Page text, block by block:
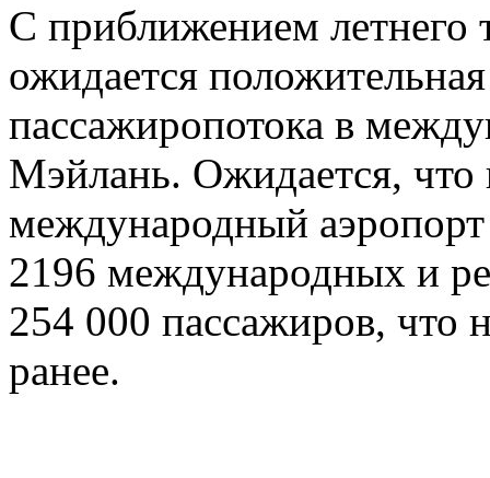
С приближением летнего
ожидается
пассажиропотока в
Мэйлань. Ожидается, что
международный
2196 международных и
254 000 пассажиров, что
ранее.